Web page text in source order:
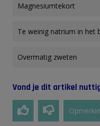
Magnesiumtekort
Te weinig natrium in het
Overmatig zweten
Vond je dit artikel